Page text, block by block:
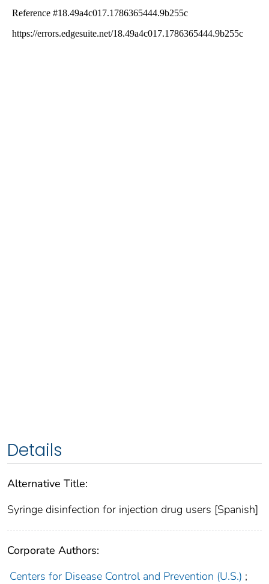
Details
Alternative Title:
Syringe disinfection for injection drug users [Spanish]
Corporate Authors:
Centers for Disease Control and Prevention (U.S.) ;